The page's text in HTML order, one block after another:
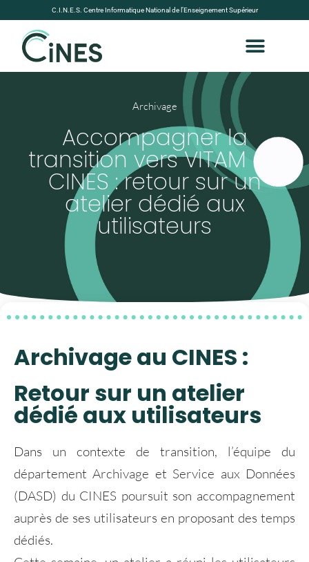
C.I.N.E.S. Centre Informatique National de l’Enseignement Supérieur
Archivage
Accompagner la
transition vers VITAM au
CINES : retour sur un
atelier dédié aux
utilisateurs
Archivage au CINES :
Retour sur un atelier
dédié aux utilisateurs
Dans un contexte de transition, l’équipe du
département Archivage et Service aux Données
(DASD) du CINES poursuit son accompagnement
auprès de ses utilisateurs en proposant des temps
dédiés.